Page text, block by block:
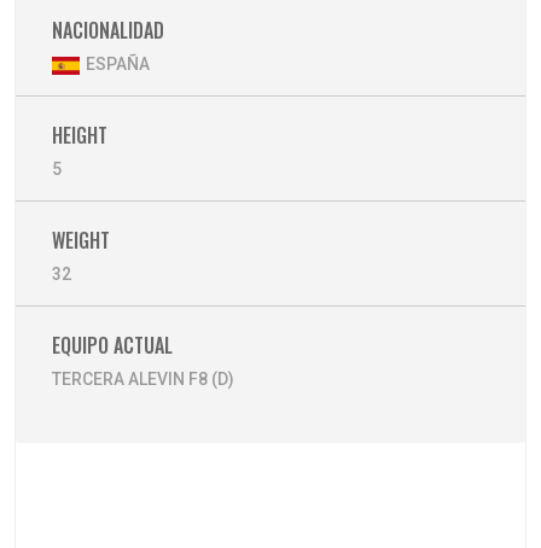
NACIONALIDAD
ESPAÑA
HEIGHT
5
WEIGHT
32
EQUIPO ACTUAL
TERCERA ALEVIN F8 (D)